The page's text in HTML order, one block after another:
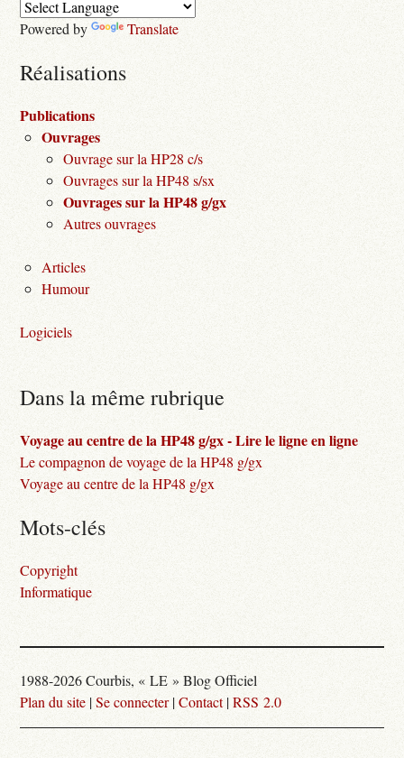
Powered by Translate
Réalisations
Publications
Ouvrages
Ouvrage sur la HP28 c/s
Ouvrages sur la HP48 s/sx
Ouvrages sur la HP48 g/gx
Autres ouvrages
Articles
Humour
Logiciels
Dans la même rubrique
Voyage au centre de la HP48 g/gx - Lire le ligne en ligne
Le compagnon de voyage de la HP48 g/gx
Voyage au centre de la HP48 g/gx
Mots-clés
Copyright
Informatique
1988-2026 Courbis, « LE » Blog Officiel
Plan du site |Se connecter|Contact|RSS 2.0